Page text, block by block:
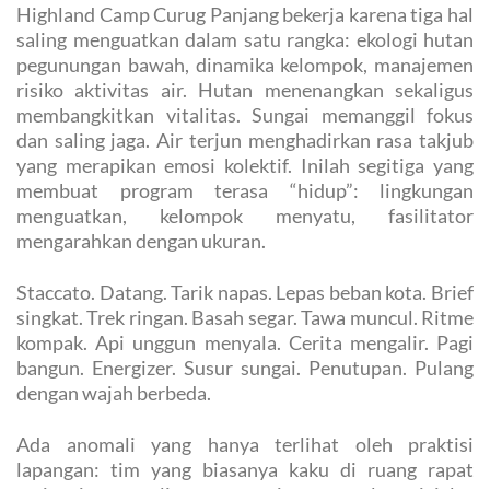
Highland Camp Curug Panjang bekerja karena tiga hal
saling menguatkan dalam satu rangka: ekologi hutan
pegunungan bawah, dinamika kelompok, manajemen
risiko aktivitas air. Hutan menenangkan sekaligus
membangkitkan vitalitas. Sungai memanggil fokus
dan saling jaga. Air terjun menghadirkan rasa takjub
yang merapikan emosi kolektif. Inilah segitiga yang
membuat program terasa “hidup”: lingkungan
menguatkan, kelompok menyatu, fasilitator
mengarahkan dengan ukuran.
Staccato. Datang. Tarik napas. Lepas beban kota. Brief
singkat. Trek ringan. Basah segar. Tawa muncul. Ritme
kompak. Api unggun menyala. Cerita mengalir. Pagi
bangun. Energizer. Susur sungai. Penutupan. Pulang
dengan wajah berbeda.
Ada anomali yang hanya terlihat oleh praktisi
lapangan: tim yang biasanya kaku di ruang rapat